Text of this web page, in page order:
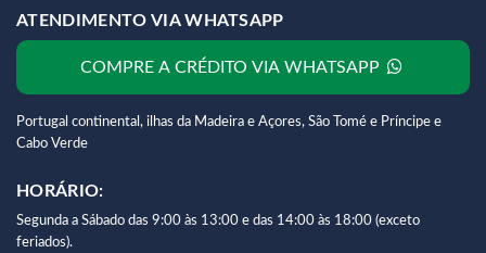
ATENDIMENTO VIA WHATSAPP
COMPRE A CRÉDITO VIA WHATSAPP
Portugal continental, ilhas da Madeira e Açores, São Tomé e Príncipe e
Cabo Verde
HORÁRIO:
Segunda a Sábado das 9:00 às 13:00 e das 14:00 às 18:00 (exceto
feriados).